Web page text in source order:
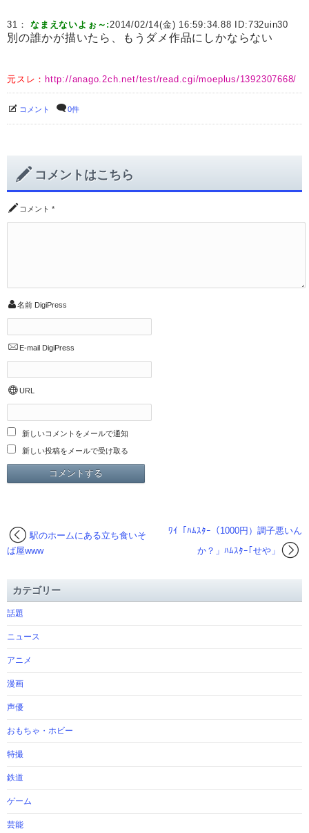
31：なまえないよぉ～:2014/02/14(金) 16:59:34.88 ID:732uin30
別の誰かが描いたら、もうダメ作品にしかならない
元スレ： http://anago.2ch.net/test/read.cgi/moeplus/1392307668/
コメント 0件
コメントはこちら
コメント *
名前 DigiPress
E-mail DigiPress
URL
新しいコメントをメールで通知
新しい投稿をメールで受け取る
ﾜｲ「ﾊﾑｽﾀｰ（1000円）調子悪いん
か？」ﾊﾑｽﾀｰ｢せや」
駅のホームにある立ち食いそ
ば屋www
カテゴリー
話題
ニュース
アニメ
漫画
声優
おもちゃ・ホビー
特撮
鉄道
ゲーム
芸能